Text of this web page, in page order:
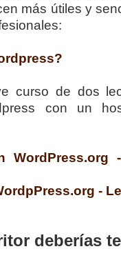
más útiles y
curso de dos
con un
WordPress.org
-
deberías